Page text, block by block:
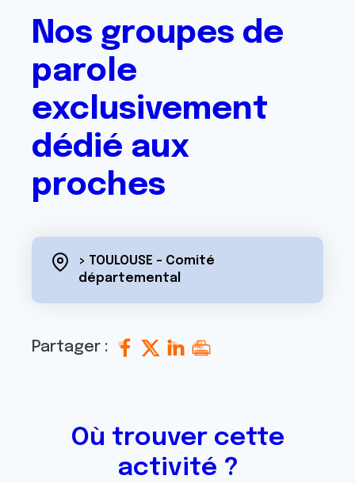
Nos groupes de
parole
exclusivement
dédié aux
proches
> TOULOUSE - Comité
départemental
Partager :
Où trouver cette
activité ?